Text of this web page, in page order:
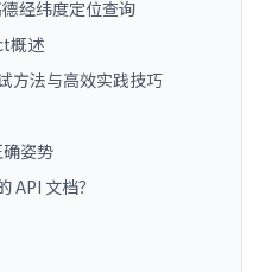
经纬度定位查询
概述
方法与高效实践技巧
姿势
API 文档？